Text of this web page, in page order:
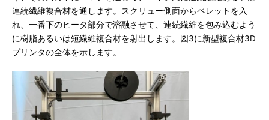
連続繊維複合材を通します。スクリュー側面からペレットを入
れ、一番下のヒータ部分で溶融させて、連続繊維を包み込むよう
に樹脂あるいは短繊維複合材を射出します。図3に新型複合材3D
プリンタの全体を示します。